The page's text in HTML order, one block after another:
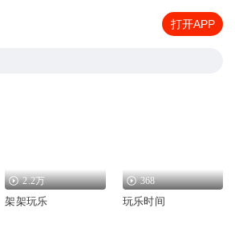
打开APP
2.2万
架架玩乐
368
玩乐时间